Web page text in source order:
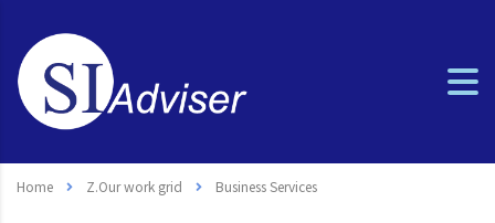
Home Z.Our work grid Business Services